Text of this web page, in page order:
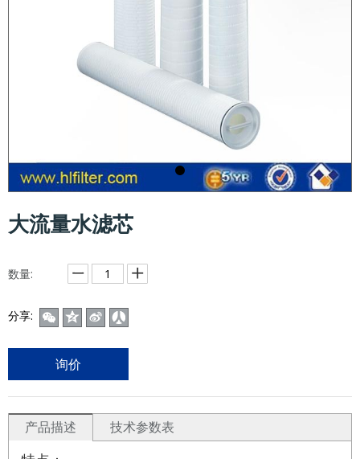
大流量水滤芯
数量:
分享:
询价
产品描述 技术参数表